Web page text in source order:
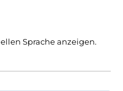
Sprache anzeigen.